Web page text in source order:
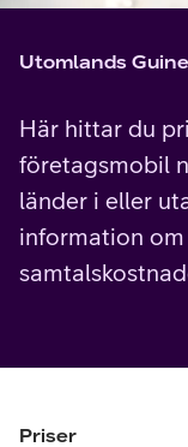
Utomlands
Här hittar du
företagsmobil
länder i eller
information om
Priser